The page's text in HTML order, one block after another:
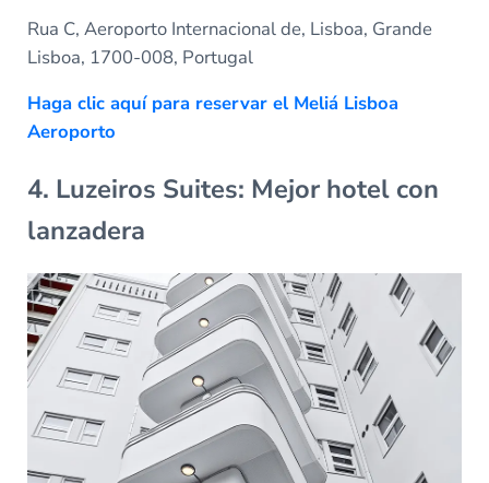
Rua C, Aeroporto Internacional de, Lisboa, Grande
Lisboa, 1700-008, Portugal
Haga clic aquí para reservar el Meliá Lisboa
Aeroporto
4. Luzeiros Suites: Mejor hotel con
lanzadera